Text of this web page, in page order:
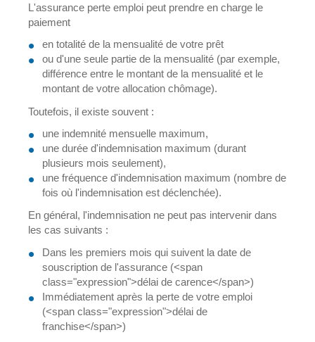
L'assurance perte emploi peut prendre en charge le
paiement
en totalité de la mensualité de votre prêt
ou d'une seule partie de la mensualité (par exemple,
différence entre le montant de la mensualité et le
montant de votre allocation chômage).
Toutefois, il existe souvent :
une indemnité mensuelle maximum,
une durée d'indemnisation maximum (durant
plusieurs mois seulement),
une fréquence d'indemnisation maximum (nombre de
fois où l'indemnisation est déclenchée).
En général, l'indemnisation ne peut pas intervenir dans
les cas suivants :
Dans les premiers mois qui suivent la date de
souscription de l'assurance (<span
class="expression">délai de carence</span>)
Immédiatement après la perte de votre emploi
(<span class="expression">délai de
franchise</span>)